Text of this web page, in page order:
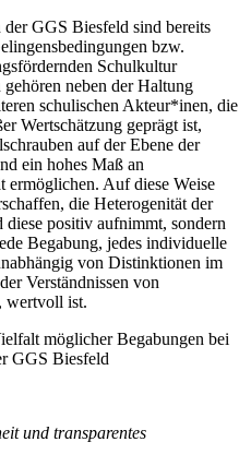
GGS Biesfeld sind bereits
bzw.
Schulkultur
neben der Haltung
schulischen Akteur*inen, die
Wertschätzung geprägt ist,
auf der Ebene der
ein hohes Maß an
Auf diese Weise
die Heterogenität der
positiv aufnimmt, sondern
Begabung, jedes individuelle
von Distinktionen im
Verständnissen von
wertvoll ist.
möglicher Begabungen bei
GGS Biesfeld
und transparentes